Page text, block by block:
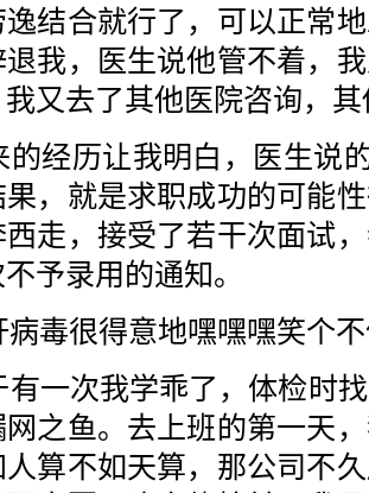
结合就行了，可以正常
我，医生说他管不着，
又去了其他医院咨询，
历让我明白，医生说的
，就是求职成功的可能
走，接受了若干次面试
予录用的通知。
很得意地嘿嘿嘿笑个不
次我学乖了，体检时找
之鱼。去上班的第一天
算不如天算，那公司不